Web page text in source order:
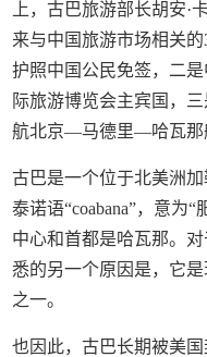
上，古巴旅游部长胡安·
来与中国旅游市场相关
护照中国公民免签，二
际旅游博览会主宾国，
航北京—马德里—哈瓦那
古巴是一个位于北美洲
泰诺语“coabana”，意为
中心和首都是哈瓦那。
悉的另一个原因是，它
之一。
也因此，古巴长期被美